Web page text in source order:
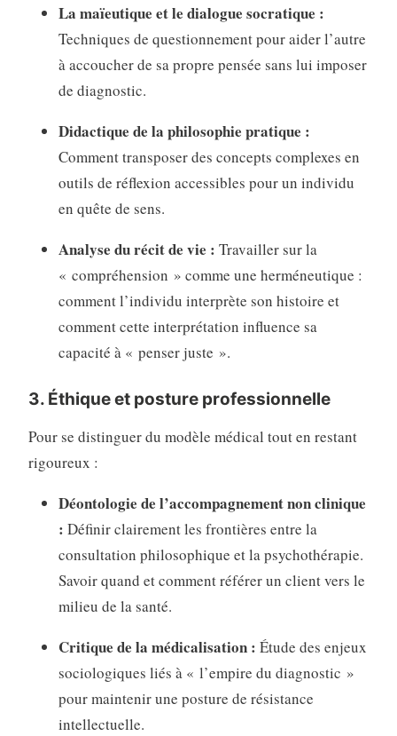
La maïeutique et le dialogue socratique :
Techniques de questionnement pour aider l’autre
à accoucher de sa propre pensée sans lui imposer
de diagnostic.
Didactique de la philosophie pratique :
Comment transposer des concepts complexes en
outils de réflexion accessibles pour un individu
en quête de sens.
Analyse du récit de vie : Travailler sur la
« compréhension » comme une herméneutique :
comment l’individu interprète son histoire et
comment cette interprétation influence sa
capacité à « penser juste ».
3. Éthique et posture professionnelle
Pour se distinguer du modèle médical tout en restant
rigoureux :
Déontologie de l’accompagnement non clinique
: Définir clairement les frontières entre la
consultation philosophique et la psychothérapie.
Savoir quand et comment référer un client vers le
milieu de la santé.
Critique de la médicalisation : Étude des enjeux
sociologiques liés à « l’empire du diagnostic »
pour maintenir une posture de résistance
intellectuelle.